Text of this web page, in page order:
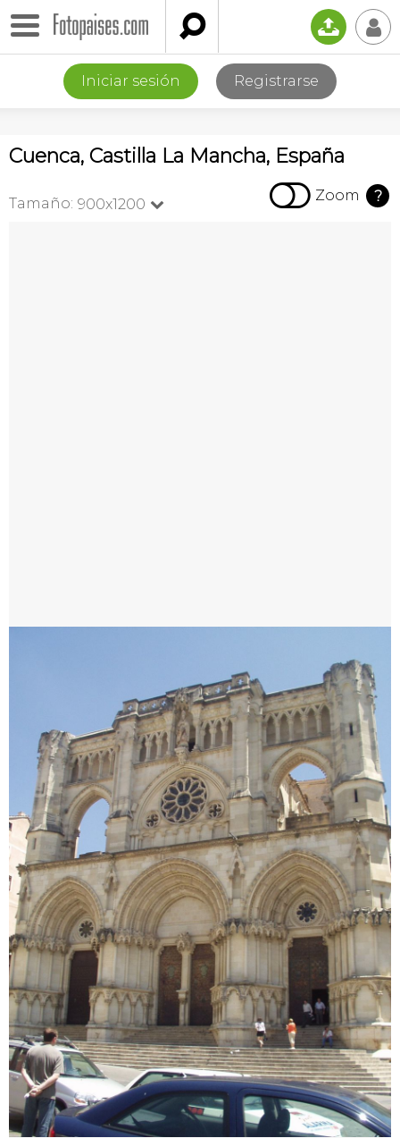
 📤 👤
Iniciar sesión Registrarse
Cuenca, Castilla La Mancha, España
Tamaño: 900x1200   Zoom ?